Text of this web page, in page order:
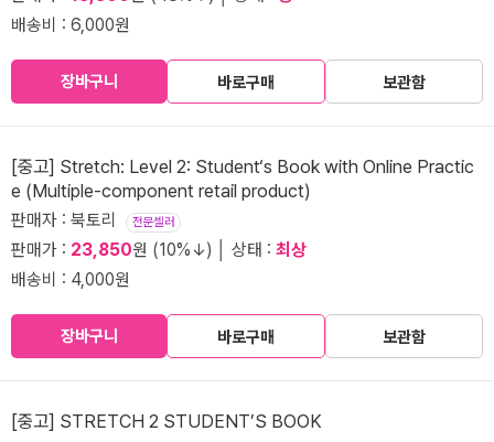
배송비 : 6,000원
장바구니 바로구매 보관함
[중고] Stretch: Level 2: Student‘s Book with Online Practic
e (Multiple-component retail product)
판매자 : 북토리 전문셀러
판매가 : 23,850원 (10%↓) │ 상태 : 최상
배송비 : 4,000원
장바구니 바로구매 보관함
[중고] STRETCH 2 STUDENT’S BOOK